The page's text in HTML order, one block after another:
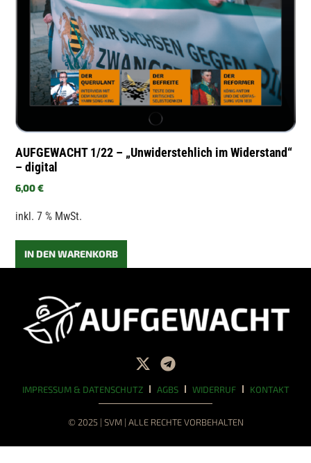
AUFGEWACHT 1/22 – „Unwiderstehlich im Widerstand“
– digital
6,00€
inkl. 7 % MwSt.
IN DEN WARENKORB
IMPRESSUM & DATENSCHUTZ AGBS WIDERRUF KONTAKT
© 2025 | SVM | ALLE RECHTE VORBEHALTEN